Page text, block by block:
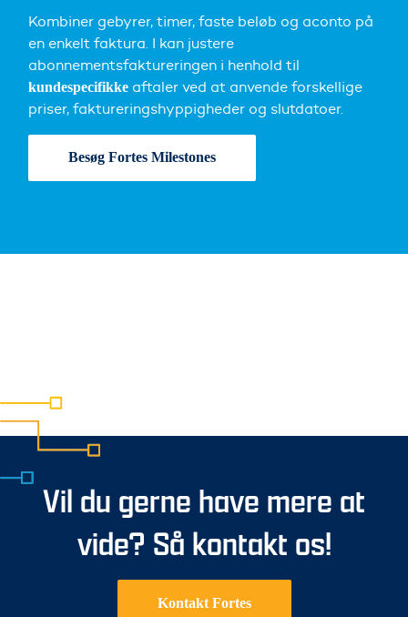
Kombiner gebyrer, timer, faste beløb og aconto på
en enkelt faktura. I kan justere
abonnementsfaktureringen i henhold til
kundespecifikke aftaler ved at anvende forskellige
priser, faktureringshyppigheder og slutdatoer.
Besøg Fortes Milestones
Vil du gerne have mere at
vide? Så kontakt os!
Kontakt Fortes